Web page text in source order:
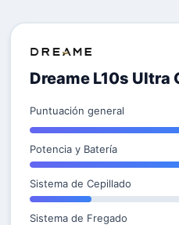
Dreame L10s Ultra
Puntuación general
Potencia y Batería
Sistema de Cepillado
Sistema de Fregado